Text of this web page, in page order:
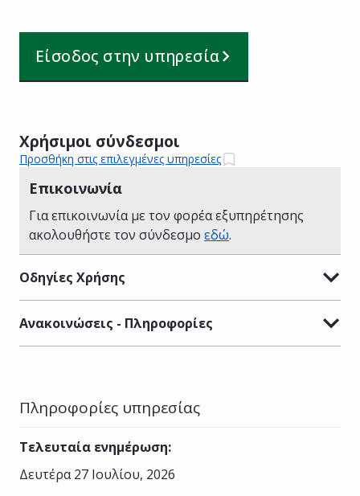
Είσοδος στην υπηρεσία
Χρήσιμοι σύνδεσμοι
Προσθήκη στις επιλεγμένες υπηρεσίες
Επικοινωνία
Για επικοινωνία με τον φορέα εξυπηρέτησης
ακολουθήστε τον σύνδεσμο εδώ.
Οδηγίες Χρήσης
Ανακοινώσεις - Πληροφορίες
Πληροφορίες υπηρεσίας
Τελευταία ενημέρωση:
Δευτέρα 27 Ιουλίου, 2026